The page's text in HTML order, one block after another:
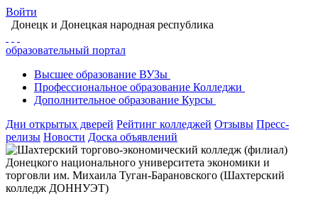
Войти
Донецк и Донецкая народная республика
образовательный портал
Высшее образование ВУЗы
Профессиональное образование Колледжи
Дополнительное образование Курсы
Дни открытых дверей Рейтинг колледжей Отзывы Пресс-
релизы Новости Доска объявлений